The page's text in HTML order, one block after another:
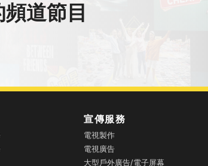
道節目
宣傳服務
電視製作
電視廣告
大型戶外廣告/電子屏幕